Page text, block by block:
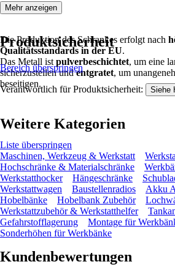
Die Produktion des Schrankes erfolgt nach
Qualitätsstandards in der EU.
Das Metall ist pulverbeschichtet, um eine
sicherzustellen undentgratet, um
beseitigen.
Mehr anzeigen
Produktsicherheit
Bereich überspringen
Verantwortlich für Produktsicherheit: Siehe
Weitere Kategorien
Liste überspringen
Maschinen, Werkzeug & Werkstatt
Hochschränke & Materialschränke
Werkstatthocker
Hängeschränke
Werkstattwagen
Baustellenradios
Akku
Hobelbänke
Hobelbank Zubehör
Werkstattzubehör & Werkstatthelfer
Gefahrstofflagerung
Montage für
Sonderhöhen für Werkbänke
Kundenbewertungen